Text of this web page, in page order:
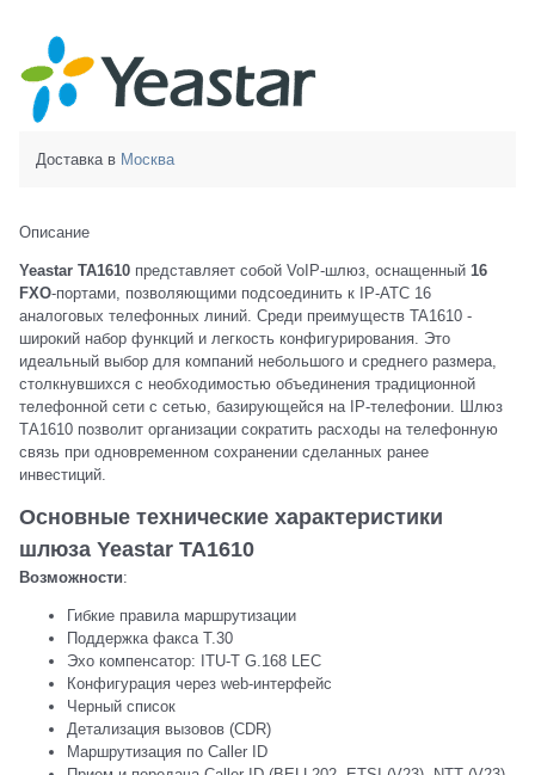
Доставка в Москва
Описание
Yeastar ТА1610 представляет собой VoIP-шлюз, оснащенный 16
FXO-портами, позволяющими подсоединить к IP-ATC 16
аналоговых телефонных линий. Среди преимуществ TA1610 -
широкий набор функций и легкость конфигурирования. Это
идеальный выбор для компаний небольшого и среднего размера,
столкнувшихся с необходимостью объединения традиционной
телефонной сети с сетью, базирующейся на IP-телефонии. Шлюз
ТА1610 позволит организации сократить расходы на телефонную
связь при одновременном сохранении сделанных ранее
инвестиций.
Основные технические характеристики
шлюза Yeastar TA1610
Возможности:
Гибкие правила маршрутизации
Поддержка факса T.30
Эхо компенсатор: ITU-T G.168 LEC
Конфигурация через web-интерфейс
Черный список
Детализация вызовов (CDR)
Маршрутизация по Caller ID